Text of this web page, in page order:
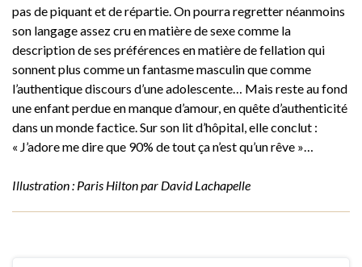
pas de piquant et de répartie. On pourra regretter néanmoins
son langage assez cru en matière de sexe comme la
description de ses préférences en matière de fellation qui
sonnent plus comme un fantasme masculin que comme
l’authentique discours d’une adolescente… Mais reste au fond
une enfant perdue en manque d’amour, en quête d’authenticité
dans un monde factice. Sur son lit d’hôpital, elle conclut :
« J’adore me dire que 90% de tout ça n’est qu’un rêve »…
Illustration : Paris Hilton par David Lachapelle